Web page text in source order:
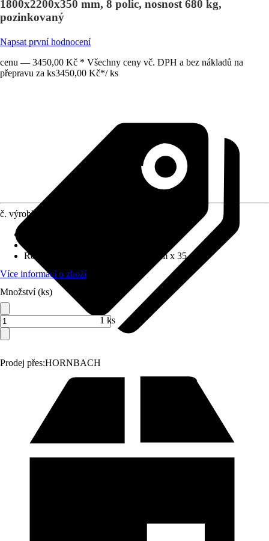
1800x2200x350 mm, 8 polic, nosnost 680 kg,
pozinkovaný
Napsat první hodnocení
cenu — 3450,00 Kč * Všechny ceny vč. DPH a bez nákladů na
přepravu za ks3450,00 Kč*/ ks
Prodej přes:HORNBACH
č. výrobku
Rozměry (ŠxVxH)
220 cm x 180 cm x 35 cm
Více informací o zboží
Množství (ks)
1 ks